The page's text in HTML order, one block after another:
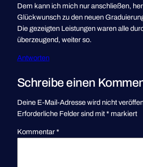
Dem kann ich mich nur anschließen,
Glückwunsch zu den neuen
Die gezeigten Leistungen waren alle
überzeugend, weiter so.
Antworten
Schreibe einen
Deine E-Mail-Adresse wird nicht
Erforderliche Felder sind mit*markiert
Kommentar*